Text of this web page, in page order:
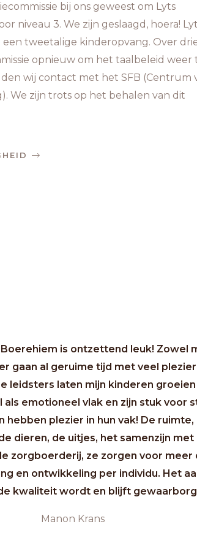
bij ons geweest om Lyts
niveau 3. We zijn geslaagd, hoera!
een tweetalige kinderopvang. Over
opnieuw om het taalbeleid weer
wij contact met het SFB (Centrum
We zijn trots op het behalen van dit
is ontzettend leuk! Zowel
gaan al geruime tijd met veel
leidsters laten mijn kinderen
als emotioneel vlak en zijn stuk voor
hebben plezier in hun vak! De ruimte,
dieren, de uitjes, het samenzijn met
zorgboerderij, ze zorgen voor meer
en ontwikkeling per individu. Het
kwaliteit wordt en blijft
Manon Krans